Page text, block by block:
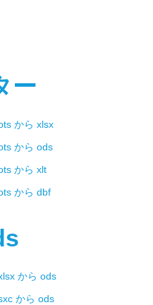
ー
から xlsx
から ods
から xlt
から dbf
から ods
から ods